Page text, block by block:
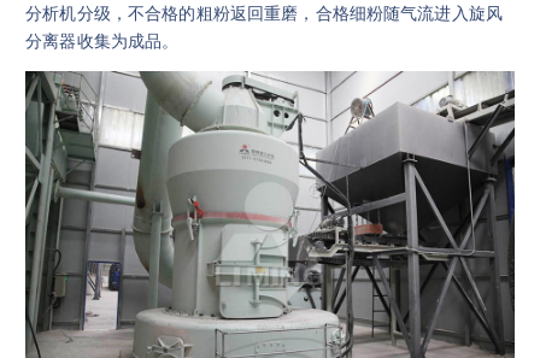
分析机分级，不合格的粗粉返回重磨，合格细粉随气流进入旋风
分离器收集为成品。